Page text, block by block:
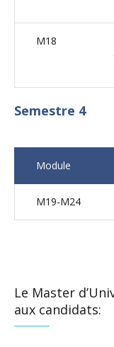
M18
Semestre 4
Module
M19-M24
Le Master
aux candidats: